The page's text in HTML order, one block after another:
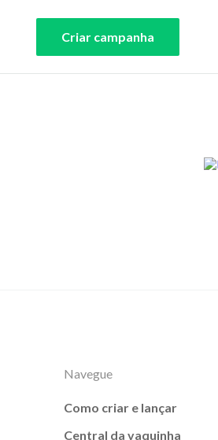
Criar campanha
Navegue
Como criar e lançar
Central da vaquinha